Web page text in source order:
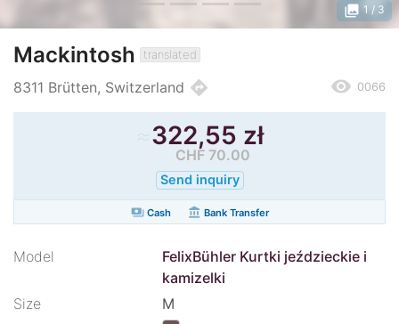
photo_library 1 / 3
Mackintosh translated
8311 Brütten, Switzerland directions remove_red_eye 0066
322,55 zł
CHF 70.00
Send inquiry
paymentsCash account_balance Bank Transfer
Model
FelixBühler Kurtki jeździeckie i
kamizelki
Size
M